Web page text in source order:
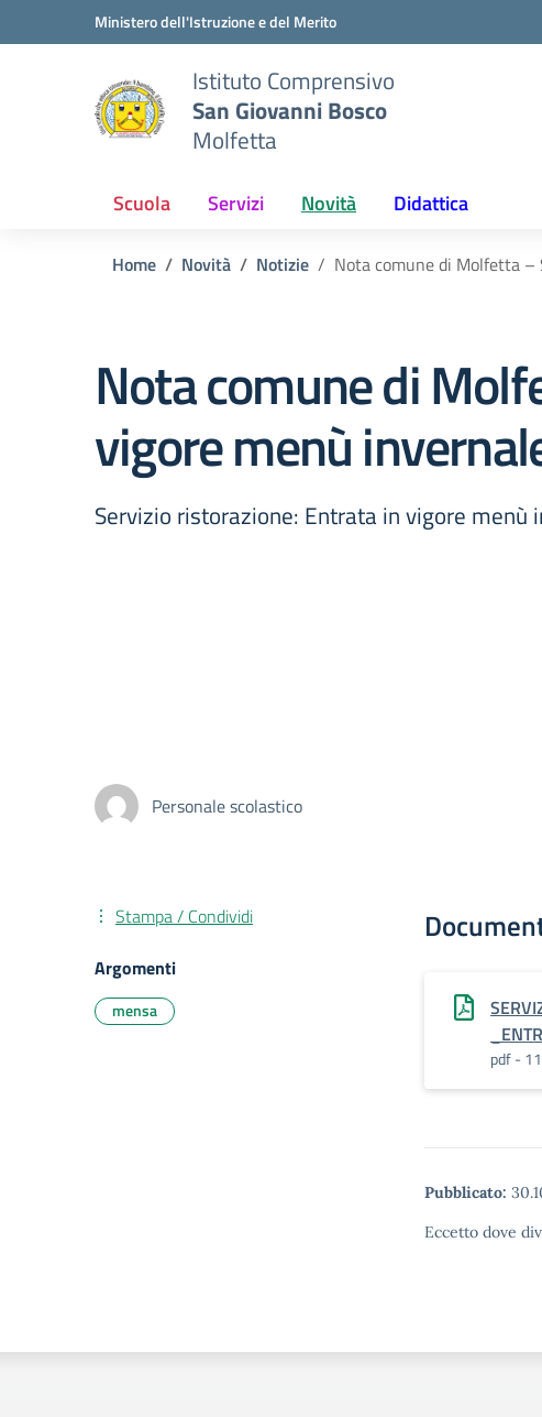
Vai ai contenuti
Vai al menu di navigazioneMinistero dell'Istruzione e del Merito
Istituto Comprensivo
San Giovanni Bosco
Molfetta
Scuola Servizi Novità Didattica
Home Novità Notizie Nota comune di Molfetta
Nota comune di
vigore menù
Servizio ristorazione: Entrata in vigore menù
Personale scolastico
pdf -
Pubblicato:
Eccetto dove
Stampa / Condividi
Argomenti
mensa